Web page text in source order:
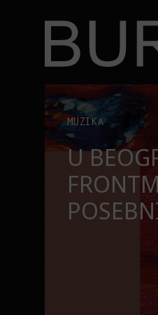
BURO.
KNJIGE
TRI
ČITA NA
Tri knjige koje